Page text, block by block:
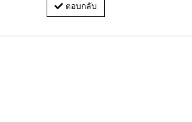
ตอบกลับ